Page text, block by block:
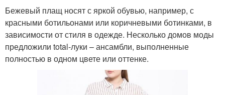
Бежевый плащ носят с яркой обувью, например, с
красными ботильонами или коричневыми ботинками, в
зависимости от стиля в одежде. Несколько домов моды
предложили total-луки – ансамбли, выполненные
полностью в одном цвете или оттенке.